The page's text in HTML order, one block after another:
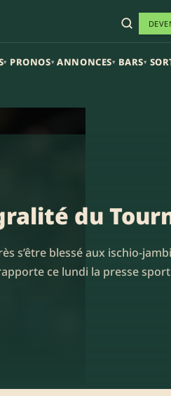
▾ PRONOS▾ ANNONCES▾ BARS▾
du
s’être blessé aux ischio-
ce lundi la presse